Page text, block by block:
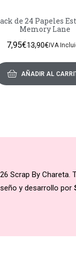
de 24 Papeles
Memory Lane
13,90€
7,95€ IVA
AÑADIR AL
Scrap By Chareta.
y desarrollo por